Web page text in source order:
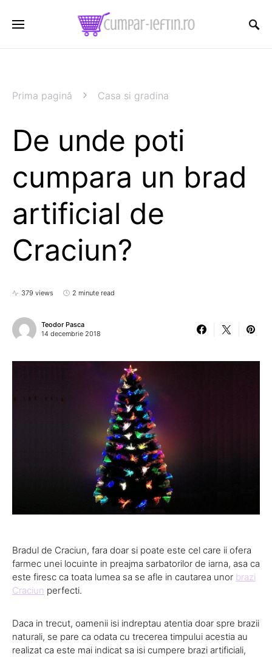
Prima pagină Casa si gradina
De unde poti
cumpara un brad
artificial de
Craciun?
379 views 2 minute read
Teodor Pasca
14 decembrie 2018
Bradul de Craciun, fara doar si poate este cel care ii ofera
farmec unei locuinte in preajma sarbatorilor de iarna, asa ca
este firesc ca toata lumea sa se afle in cautarea unor brazi
Craciun perfecti.
Daca in trecut, oamenii isi indreptau atentia doar spre brazii
naturali, se pare ca odata cu trecerea timpului acestia au
realizat ca este mai indicat sa isi cumpere brazi artificiali,